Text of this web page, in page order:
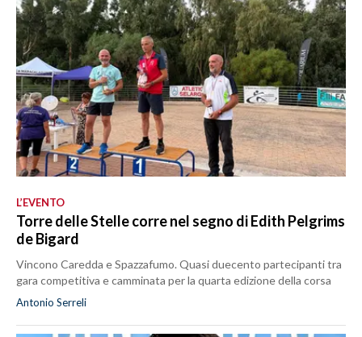
L’EVENTO
Torre delle Stelle corre nel segno di Edith Pelgrims
de Bigard
Vincono Caredda e Spazzafumo. Quasi duecento partecipanti tra
gara competitiva e camminata per la quarta edizione della corsa
Antonio Serreli